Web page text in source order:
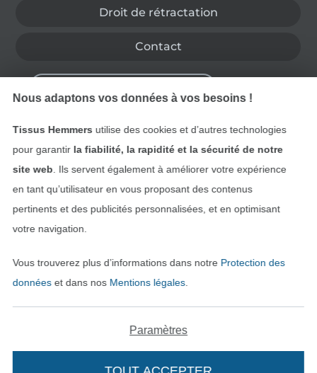
Droit de rétractation
Contact
Trouvez plus d’idées
Nederlands
Passer à la boutique
Nous adaptons vos données à vos besoins !
Tissus Hemmers utilise des cookies et d’autres technologies
pour garantir la fiabilité, la rapidité et la sécurité de notre
site web . Ils servent également à améliorer votre expérience
en tant qu’utilisateur en vous proposant des contenus
pertinents et des publicités personnalisées, et en optimisant
votre navigation.
Vous trouverez plus d’informations dans notre Protection des
donnéeset dans nos Mentions légales.
Paramètres